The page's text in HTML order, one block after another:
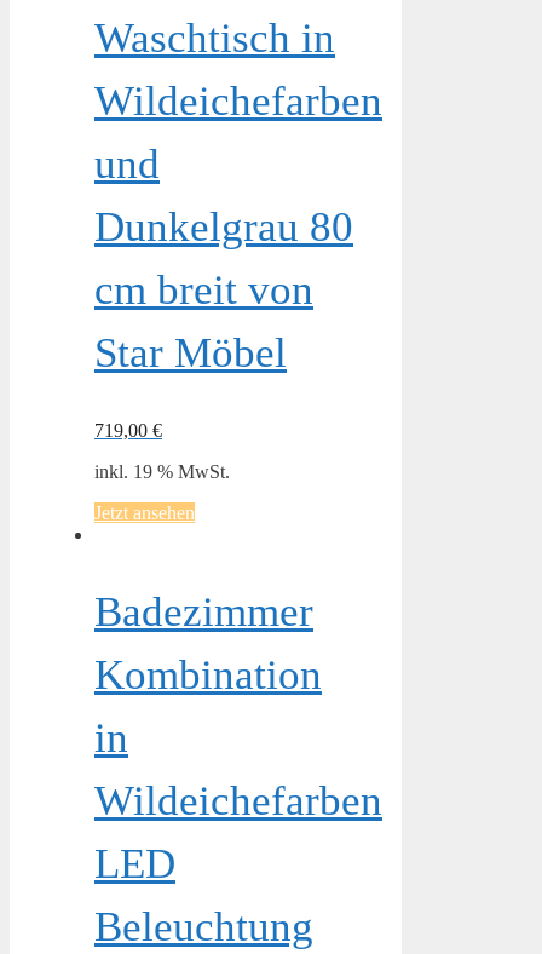
Waschtisch in
Wildeichefarben
und
Dunkelgrau 80
cm breit von
Star Möbel
719,00 €
inkl. 19 % MwSt.
Jetzt ansehen
Badezimmer
Kombination
in
Wildeichefarben
LED
Beleuchtung